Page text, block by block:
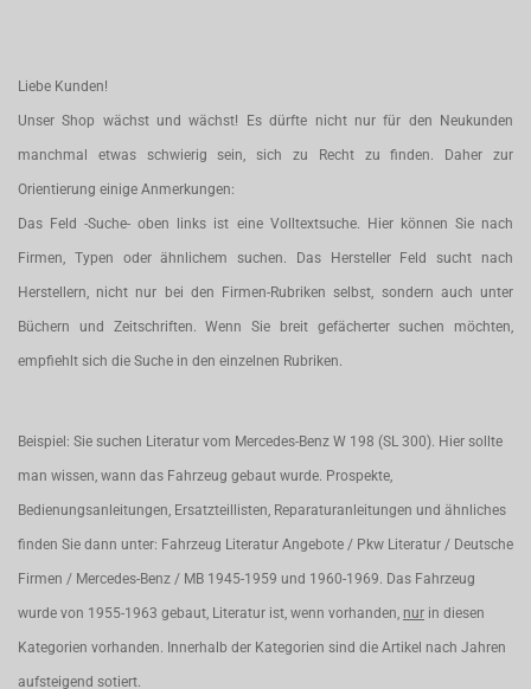
Liebe Kunden!
Unser Shop wächst und wächst! Es dürfte nicht nur für den Neukunden
manchmal etwas schwierig sein, sich zu Recht zu finden. Daher zur
Orientierung einige Anmerkungen:
Das Feld -Suche- oben links ist eine Volltextsuche. Hier können Sie nach
Firmen, Typen oder ähnlichem suchen. Das Hersteller Feld sucht nach
Herstellern, nicht nur bei den Firmen-Rubriken selbst, sondern auch unter
Büchern und Zeitschriften. Wenn Sie breit gefächerter suchen möchten,
empfiehlt sich die Suche in den einzelnen Rubriken.
Beispiel: Sie suchen Literatur vom Mercedes-Benz W 198 (SL 300). Hier sollte
man wissen, wann das Fahrzeug gebaut wurde. Prospekte,
Bedienungsanleitungen, Ersatzteillisten, Reparaturanleitungen und ähnliches
finden Sie dann unter: Fahrzeug Literatur Angebote / Pkw Literatur / Deutsche
Firmen / Mercedes-Benz / MB 1945-1959 und 1960-1969. Das Fahrzeug
wurde von 1955-1963 gebaut, Literatur ist, wenn vorhanden, nur in diesen
Kategorien vorhanden. Innerhalb der Kategorien sind die Artikel nach Jahren
aufsteigend sotiert.